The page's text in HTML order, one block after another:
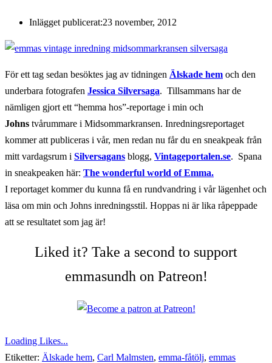
Inlägget publicerat:23 november, 2012
För ett tag sedan besöktes jag av tidningen Älskade hem och den
underbara fotografen Jessica Silversaga. Tillsammans har de
nämligen gjort ett “hemma hos”-reportage i min och
Johns tvårummare i Midsommarkransen. Inredningsreportaget
kommer att publiceras i vår, men redan nu får du en sneakpeak från
mitt vardagsrum i Silversagans blogg, Vintageportalen.se. Spana
in sneakpeaken här: The wonderful world of Emma.
I reportaget kommer du kunna få en rundvandring i vår lägenhet och
läsa om min och Johns inredningsstil. Hoppas ni är lika råpeppade
att se resultatet som jag är!
Liked it? Take a second to support
emmasundh on Patreon!
Loading Likes...
Etiketter: Älskade hem, Carl Malmsten, emma-fåtölj, emmas